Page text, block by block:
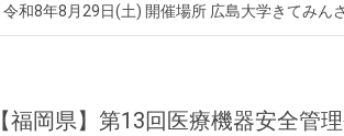
和8年8月29日(土) 開催場所 広島大学きてみん
福岡県】第13回医療機器安全管